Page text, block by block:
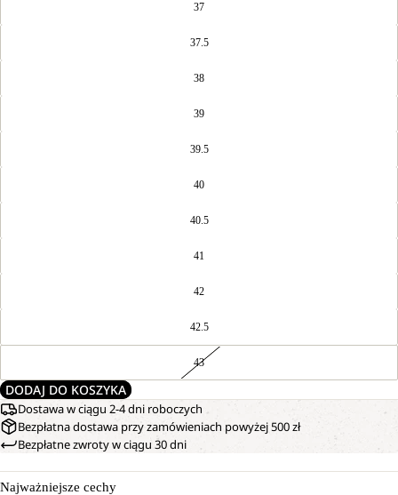
37
37.5
38
39
39.5
40
40.5
41
42
42.5
43
DODAJ DO KOSZYKA
Dostawa w ciągu 2-4 dni roboczych
Bezpłatna dostawa przy zamówieniach powyżej 500 zł
Bezpłatne zwroty w ciągu 30 dni
Najważniejsze cechy